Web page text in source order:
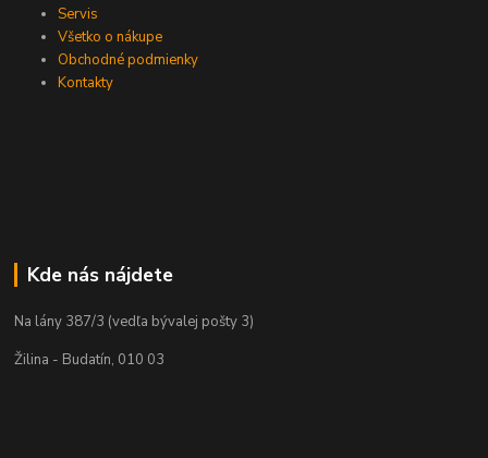
Servis
Všetko o nákupe
Obchodné podmienky
Kontakty
Kde nás nájdete
Na lány 387/3 (vedľa bývalej pošty 3)
Žilina - Budatín, 010 03